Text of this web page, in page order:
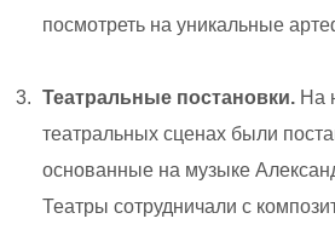
посмотреть на уникальные
Театральные постановки. На
театральных сценах были
основанные на музыке
Театры сотрудничали с